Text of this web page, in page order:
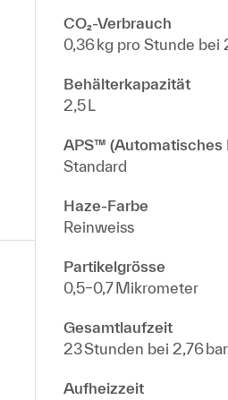
CO₂-Verbrauch
0,36 kg pro Stunde bei
Behälterkapazität
2,5 L
APS™ (Automatisches
Standard
Haze-Farbe
Reinweiss
Partikelgrösse
0,5–0,7 Mikrometer
Gesamtlaufzeit
23 Stunden bei 2,76
Aufheizzeit